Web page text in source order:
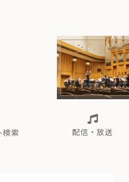
検索 配信・放送
の向こうの音楽家 Aからの眺望
過去の特集